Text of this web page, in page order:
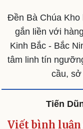
Đền Bà Chúa Kho
gắn liền với
Kinh Bắc - Bắc
tâm linh tín
cầu, sở
Tiến
Viết bình luận